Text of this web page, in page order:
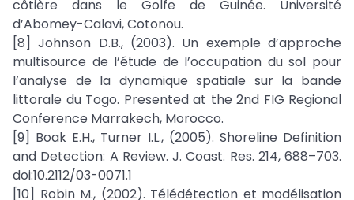
côtière dans le Golfe de Guinée. Université
d’Abomey-Calavi, Cotonou.
[8] Johnson D.B., (2003). Un exemple d’approche
multisource de l’étude de l’occupation du sol pour
l’analyse de la dynamique spatiale sur la bande
littorale du Togo. Presented at the 2nd FIG Regional
Conference Marrakech, Morocco.
[9] Boak E.H., Turner I.L., (2005). Shoreline Definition
and Detection: A Review. J. Coast. Res. 214, 688–703.
doi:10.2112/03-0071.1
[10] Robin M., (2002). Télédétection et modélisation